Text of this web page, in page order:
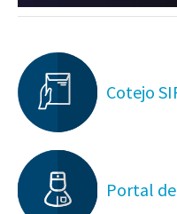
Cotejo
Portal